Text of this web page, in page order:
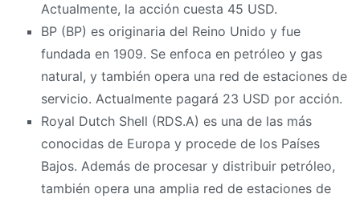
Actualmente, la acción cuesta 45 USD.
BP (BP) es originaria del Reino Unido y fue
fundada en 1909. Se enfoca en petróleo y gas
natural, y también opera una red de estaciones de
servicio. Actualmente pagará 23 USD por acción.
Royal Dutch Shell (RDS.A) es una de las más
conocidas de Europa y procede de los Países
Bajos. Además de procesar y distribuir petróleo,
también opera una amplia red de estaciones de